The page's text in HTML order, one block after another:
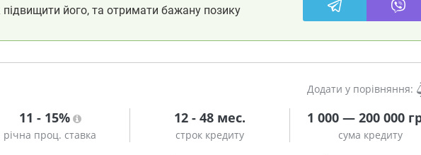
підвищити його, та отримати бажану позику
Додати у порівняння:
11 - 15%
річна проц. ставка
12 - 48 мес.
строк кредиту
1 000 — 200 000
сума кредиту